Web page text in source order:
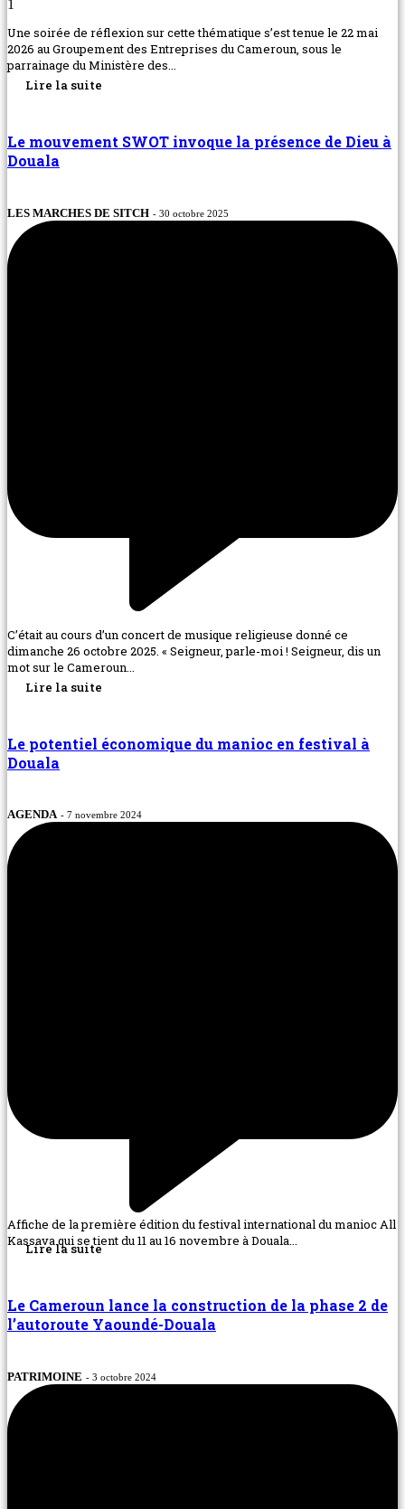
1
Une soirée de réflexion sur cette thématique s’est tenue le 22 mai
2026 au Groupement des Entreprises du Cameroun, sous le
parrainage du Ministère des...
Lire la suite
Le mouvement SWOT invoque la présence de Dieu à
Douala
LES MARCHES DE SITCH - 30 octobre 2025
C’était au cours d’un concert de musique religieuse donné ce
dimanche 26 octobre 2025. « Seigneur, parle-moi ! Seigneur, dis un
mot sur le Cameroun...
Lire la suite
Le potentiel économique du manioc en festival à
Douala
AGENDA - 7 novembre 2024
Affiche de la première édition du festival international du manioc All
Kassava qui se tient du 11 au 16 novembre à Douala...
Lire la suite
Le Cameroun lance la construction de la phase 2 de
l’autoroute Yaoundé-Douala
PATRIMOINE - 3 octobre 2024